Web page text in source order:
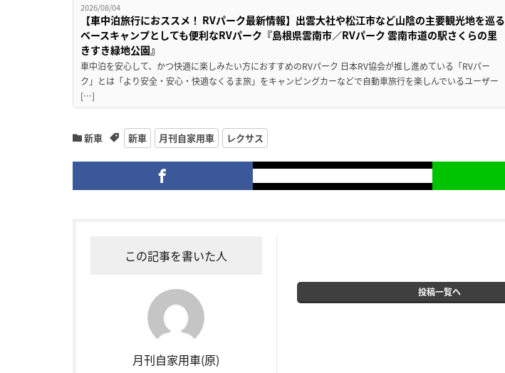
2026/08/04
【車中泊旅行におススメ！ RVパーク最新情報】出雲大社や松江市など山陰の主要観光地を巡る
ベースキャンプとしても便利なRVパーク『島根県雲南市／RVパーク 雲南市道の駅さくらの里
きすき緑地公園』
車中泊を安心して、かつ快適に楽しみたい方におすすめのRVパーク 日本RV協会が推し進めている「RVパー
ク」とは「より安全・安心・快適なくるま旅」をキャンピングカーなどで自動車旅行を楽しんでいるユーザー
[…]
新車 新車 月刊自家用車 レクサス
この記事を書いた人
月刊自家用車(原)
投稿一覧へ